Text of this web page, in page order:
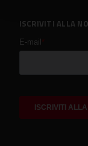
ISCRIVITI ALLA